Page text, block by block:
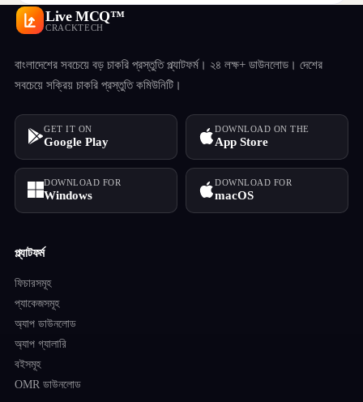
Live MCQ™
CRACKTECH
বাংলাদেশের সবচেয়ে বড় চাকরি প্রস্তুতি প্ল্যাটফর্ম। ২৪ লক্ষ+ ডাউনলোড। দেশের
সবচেয়ে সক্রিয় চাকরি প্রস্তুতি কমিউনিটি।
GET IT ON
Google Play
DOWNLOAD ON THE
App Store
DOWNLOAD FOR
Windows
DOWNLOAD FOR
macOS
প্ল্যাটফর্ম
ফিচারসমূহ
প্যাকেজসমূহ
অ্যাপ ডাউনলোড
অ্যাপ গ্যালারি
বইসমূহ
OMR ডাউনলোড